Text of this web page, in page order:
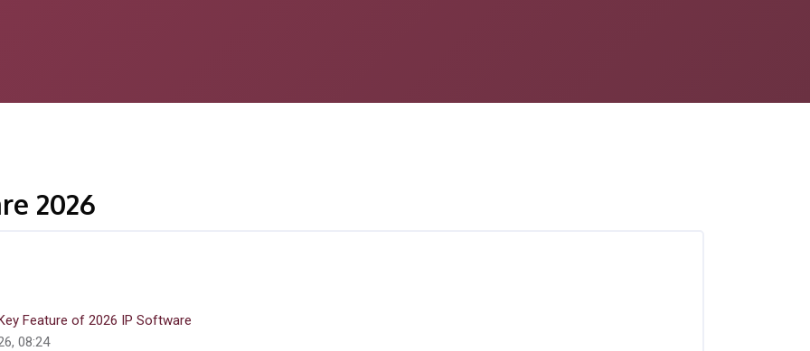
2026
Feature of 2026 IP Software
08:24